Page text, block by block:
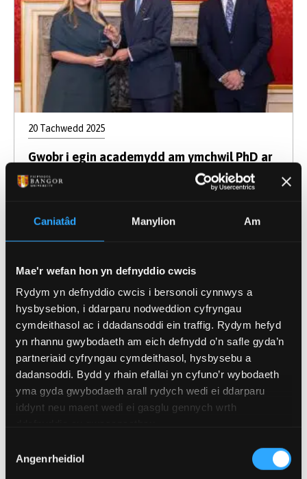
Caniatâd Manylion Am
Mae'r wefan hon yn defnyddio cwcis
Rydym yn defnyddio cwcis i bersonoli cynnwys a
hysbysebion, i ddarparu nodweddion cyfryngau
cymdeithasol ac i ddadansoddi ein traffig. Rydym hefyd
yn rhannu gwybodaeth am eich defnydd o’n safle gyda’n
partneriaid cyfryngau cymdeithasol, hysbysebu a
dadansoddi. Bydd y rhain efallai yn cyfuno’r wybodaeth
yma gyda gwybodaeth arall rydych wedi ei ddarparu
iddynt neu maent wedi ei gasglu gennych wrth
Caniatâd
Angenrheidiol
20 Tachwedd 2025
Gwobr i egin academydd am ymchwil PhD ar
brofiad athletwyr byddar
20 Tachwedd 2025
sefydliadau natur i ladd ceirw gwyllt